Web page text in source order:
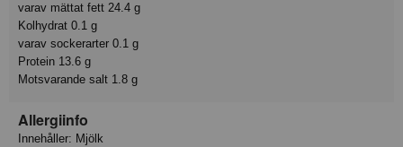
varav mättat fett 24.4 g
Kolhydrat 0.1 g
varav sockerarter 0.1 g
Protein 13.6 g
Motsvarande salt 1.8 g
Allergiinfo
Innehåller: Mjölk